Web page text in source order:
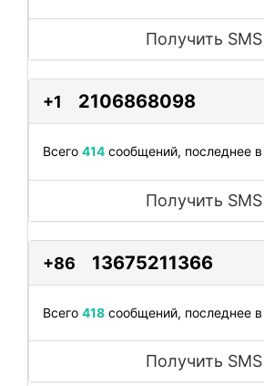
Получить SMS
+1 2106868098
Всего 414 сообщений, последнее в
Получить SMS
+86 13675211366
Всего 418 сообщений, последнее в
Получить SMS